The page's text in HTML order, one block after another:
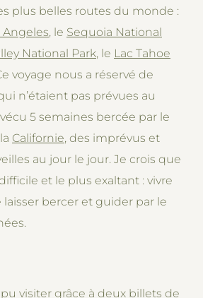
plus belles routes du monde :
Angeles, le Sequoia National
National Park, le Lac Tahoe
voyage nous a réservé de
n’étaient pas prévues au
5 semaines bercée par le
Californie, des imprévus et
au jour le jour. Je crois que
et le plus exaltant : vivre
laisser bercer et guider par le
visiter grâce à deux billets de